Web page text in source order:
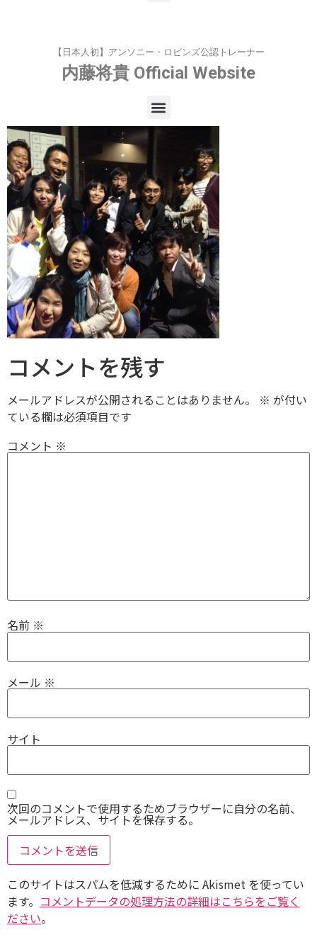
【日本人初】アンソニー・ロビンズ公認トレーナー
内藤将貴 Official Website
コメントを残す
メールアドレスが公開されることはありません。 ※ が付い
ている欄は必須項目です
コメント ※
名前 ※
メール ※
サイト
次回のコメントで使用するためブラウザーに自分の名前、
メールアドレス、サイトを保存する。
このサイトはスパムを低減するために Akismet を使ってい
ます。 コメントデータの処理方法の詳細はこちらをご覧く
ださい。